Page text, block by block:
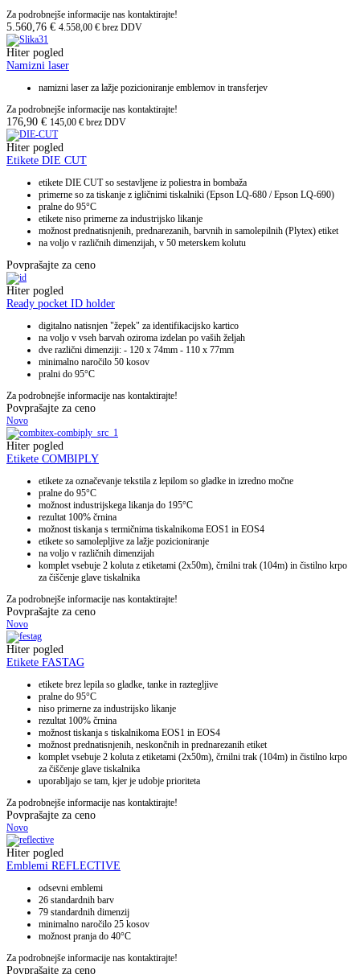
Za podrobnejše informacije nas kontaktirajte!
5.560,76 € 4.558,00 € brez DDV
Hiter pogled
Namizni laser
namizni laser za lažje pozicioniranje emblemov in transferjev
Za podrobnejše informacije nas kontaktirajte!
176,90 € 145,00 € brez DDV
Hiter pogled
Etikete DIE CUT
etikete DIE CUT so sestavljene iz poliestra in bombaža
primerne so za tiskanje z igličnimi tiskalniki (Epson LQ-680 / Epson LQ-690)
pralne do 95°C
etikete niso primerne za industrijsko likanje
možnost prednatisnjenih, prednarezanih, barvnih in samolepilnih (Plytex) etiket
na voljo v različnih dimenzijah, v 50 meterskem kolutu
Povprašajte za ceno
Hiter pogled
Ready pocket ID holder
digitalno natisnjen "žepek" za identifikacijsko kartico
na voljo v vseh barvah oziroma izdelan po vaših željah
dve različni dimenziji: - 120 x 74mm - 110 x 77mm
minimalno naročilo 50 kosov
pralni do 95°C
Za podrobnejše informacije nas kontaktirajte!
Povprašajte za ceno
Novo
Hiter pogled
Etikete COMBIPLY
etikete za označevanje tekstila z lepilom so gladke in izredno močne
pralne do 95°C
možnost industrijskega likanja do 195°C
rezultat 100% črnina
možnost tiskanja s termičnima tiskalnikoma EOS1 in EOS4
etikete so samolepljive za lažje pozicioniranje
na voljo v različnih dimenzijah
komplet vsebuje 2 koluta z etiketami (2x50m), črnilni trak (104m) in čistilno krpo
za čiščenje glave tiskalnika
Za podrobnejše informacije nas kontaktirajte!
Povprašajte za ceno
Novo
Hiter pogled
Etikete FASTAG
etikete brez lepila so gladke, tanke in raztegljive
pralne do 95°C
niso primerne za industrijsko likanje
rezultat 100% črnina
možnost tiskanja s tiskalnikoma EOS1 in EOS4
možnost prednatisnjenih, neskončnih in prednarezanih etiket
komplet vsebuje 2 koluta z etiketami (2x50m), črnilni trak (104m) in čistilno krpo
za čiščenje glave tiskalnika
uporabljajo se tam, kjer je udobje prioriteta
Za podrobnejše informacije nas kontaktirajte!
Povprašajte za ceno
Novo
Hiter pogled
Emblemi REFLECTIVE
odsevni emblemi
26 standardnih barv
79 standardnih dimenzij
minimalno naročilo 25 kosov
možnost pranja do 40°C
Za podrobnejše informacije nas kontaktirajte!
Povprašajte za ceno